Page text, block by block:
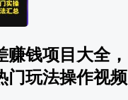
赚钱项目大全，
门玩法操作视频